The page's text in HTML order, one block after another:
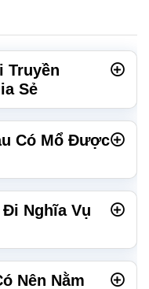
Truyền
Sẻ
Có Mổ Được
Nghĩa Vụ
Nên Nằm